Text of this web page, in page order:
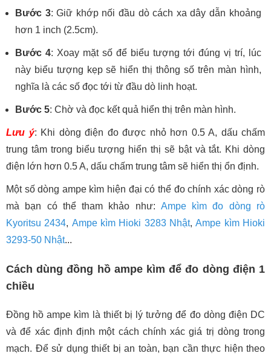
Bước 3: Giữ khớp nối đầu dò cách xa dây dẫn khoảng
hơn 1 inch (2.5cm).
Bước 4: Xoay mặt số để biểu tượng tới đúng vị trí, lúc
này biểu tượng kẹp sẽ hiển thị thông số trên màn hình,
nghĩa là các số đọc tới từ đầu dò linh hoạt.
Bước 5: Chờ và đọc kết quả hiển thị trên màn hình.
Lưu ý: Khi dòng điện đo được nhỏ hơn 0.5 A, dấu chấm
trung tâm trong biểu tượng hiển thị sẽ bật và tắt. Khi dòng
điện lớn hơn 0.5 A, dấu chấm trung tâm sẽ hiển thị ổn định.
Một số dòng ampe kìm hiện đại có thể đo chính xác dòng rò
mà bạn có thể tham khảo như: Ampe kìm đo dòng rò
Kyoritsu 2434, Ampe kìm Hioki 3283 Nhật,Ampe kìm Hioki
3293-50 Nhật...
Cách dùng đồng hồ ampe kìm để đo dòng điện 1
chiều
Đồng hồ ampe kìm là thiết bị lý tưởng để đo dòng điện DC
và để xác định định một cách chính xác giá trị dòng trong
mạch. Để sử dụng thiết bị an toàn, bạn cần thực hiện theo